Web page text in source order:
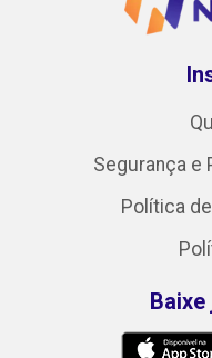
Segurança e
Política